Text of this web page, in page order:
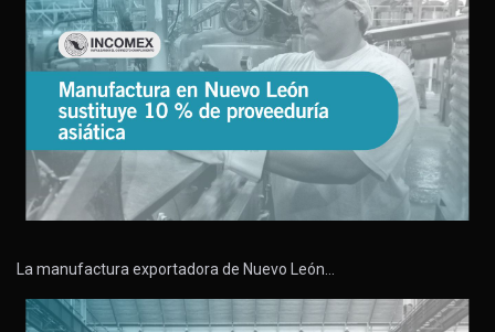
La manufactura exportadora de Nuevo León…